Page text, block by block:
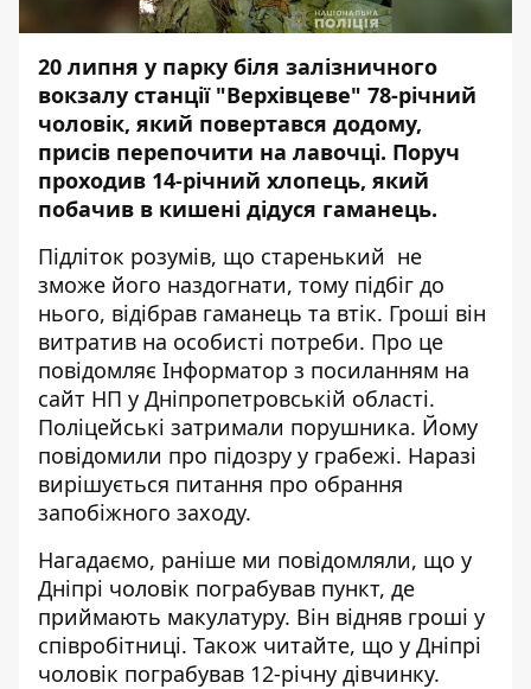
20 липня у парку біля залізничного
вокзалу станції "Верхівцеве" 78-річний
чоловік, який повертався додому,
присів перепочити на лавочці. Поруч
проходив 14-річний хлопець, який
побачив в кишені дідуся гаманець.
Підліток розумів, що старенький не
зможе його наздогнати, тому підбіг до
нього, відібрав гаманець та втік. Гроші він
витратив на особисті потреби. Про це
повідомляє Інформатор з посиланням на
сайт НП у Дніпропетровській області.
Поліцейські затримали порушника. Йому
повідомили про підозру у грабежі. Наразі
вирішується питання про обрання
запобіжного заходу.
Нагадаємо, раніше ми повідомляли, що у
Дніпрі чоловік пограбував пункт, де
приймають макулатуру. Він відняв гроші у
співробітниці. Також читайте, що у Дніпрі
чоловік пограбував 12-річну дівчинку.